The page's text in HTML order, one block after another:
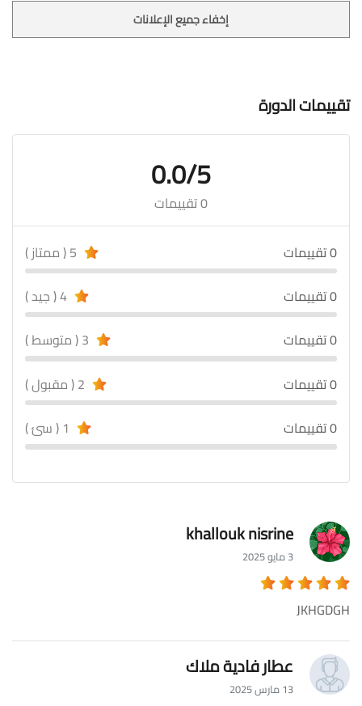
إخفاء جميع الإعلانات
تقييمات الدورة
0.0/5
0 تقييمات
0 تقييمات
0 تقييمات
0 تقييمات
0 تقييمات
0 تقييمات
khallouk nisrine
3 مايو 2025
JKHGDGH
عطار فادية ملاك
13 مارس 2025